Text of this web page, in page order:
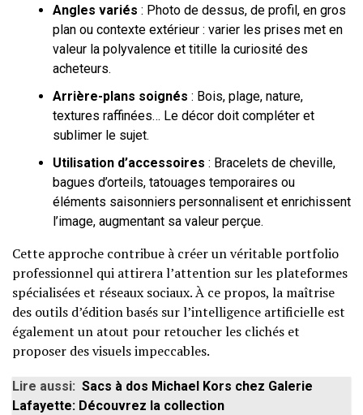
Angles variés : Photo de dessus, de profil, en gros
plan ou contexte extérieur : varier les prises met en
valeur la polyvalence et titille la curiosité des
acheteurs.
Arrière-plans soignés : Bois, plage, nature,
textures raffinées… Le décor doit compléter et
sublimer le sujet.
Utilisation d’accessoires : Bracelets de cheville,
bagues d’orteils, tatouages temporaires ou
éléments saisonniers personnalisent et enrichissent
l’image, augmentant sa valeur perçue.
Cette approche contribue à créer un véritable portfolio
professionnel qui attirera l’attention sur les plateformes
spécialisées et réseaux sociaux. À ce propos, la maîtrise
des outils d’édition basés sur l’intelligence artificielle est
également un atout pour retoucher les clichés et
proposer des visuels impeccables.
Lire aussi: Sacs à dos Michael Kors chez Galerie
Lafayette: Découvrez la collection